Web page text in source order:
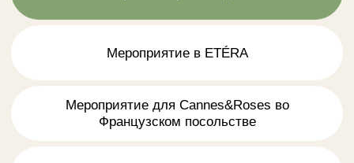
отправкой